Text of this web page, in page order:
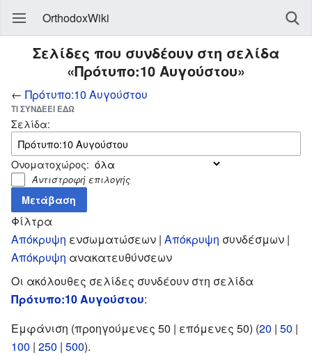
OrthodoxWiki
Σελίδες που συνδέουν στη σελίδα
«Πρότυπο:10 Αυγούστου»
← Πρότυπο:10 Αυγούστου
ΤΙ ΣΥΝΔΈΕΙ ΕΔΏ
Σελίδα:
Ονοματοχώρος:
Αντιστροφή επιλογής
Φίλτρα
Απόκρυψη ενσωματώσεων | Απόκρυψη συνδέσμων |
Απόκρυψη ανακατευθύνσεων
Οι ακόλουθες σελίδες συνδέουν στη σελίδα
Πρότυπο:10 Αυγούστου:
Εμφάνιση (προηγούμενες 50 | επόμενες 50) (20 | 50 |
100 | 250 | 500).